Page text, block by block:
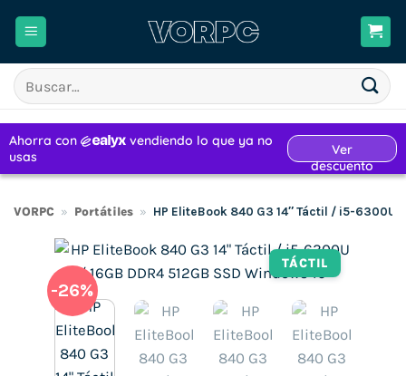
Buscar
por:
VORPC » Portátiles » HP EliteBook 840 G3 14″ Táctil / i5-6300U /
TÁCTIL
-26%